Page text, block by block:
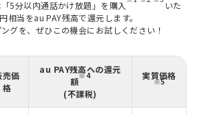
5分以内通話かけ放題」を購入
いた
相当をau PAY残高で還元します。
グを、ぜひこの機会にお試しください！
売価
格
au PAY残高への還元
額
※4
(不課税)
実質価格
※5